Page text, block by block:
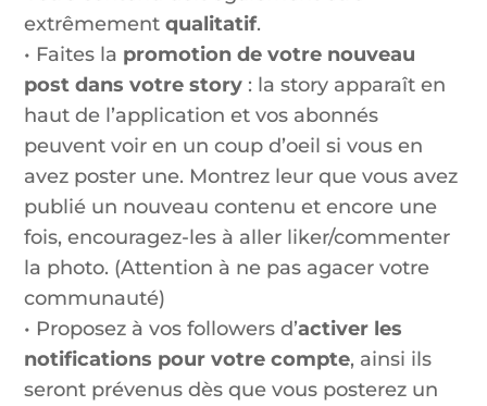
extrêmementqualitatif.
• Faites la promotion de votre nouveau
post dans votre story : la story apparaît en
haut de l’application et vos abonnés
peuvent voir en un coup d’oeil si vous en
avez poster une. Montrez leur que vous avez
publié un nouveau contenu et encore une
fois, encouragez-les à aller liker/commenter
la photo. (Attention à ne pas agacer votre
communauté)
• Proposez à vos followers d’activer les
notifications pour votre compte, ainsi ils
seront prévenus dès que vous posterez un